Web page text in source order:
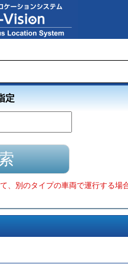
定
別のタイプの車両で運行する場